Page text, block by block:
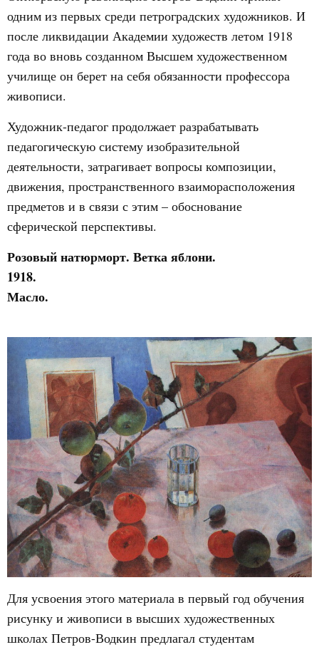
одним из первых среди петроградских художников. И
после ликвидации Академии художеств летом 1918
года во вновь созданном Высшем художественном
училище он берет на себя обязанности профессора
живописи.
Художник-педагог продолжает разрабатывать
педагогическую систему изобразительной
деятельности, затрагивает вопросы композиции,
движения, пространственного взаиморасположения
предметов и в связи с этим – обоснование
сферической перспективы.
Розовый натюрморт. Ветка яблони.
1918.
Масло.
Для усвоения этого материала в первый год обучения
рисунку и живописи в высших художественных
школах Петров-Водкин предлагал студентам